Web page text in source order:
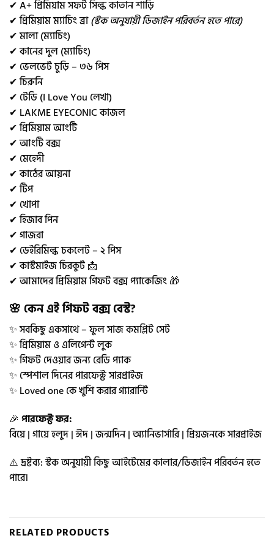
✔ A+ প্রিমিয়াম সফট সিল্ক কাতান শাড়ি
✔ প্রিমিয়াম ম্যাচিং ব্রা(স্টক অনুযায়ী ডিজাইন পরিবর্তন হতে পারে)
✔ মালা (ম্যাচিং)
✔ কানের দুল (ম্যাচিং)
✔ ভেলভেট চুড়ি – ৩৬ পিস
✔ চিরুনি
✔ টেডি (I Love You লেখা)
✔ LAKME EYECONIC কাজল
✔ প্রিমিয়াম আংটি
✔ আংটি বক্স
✔ মেহেদী
✔ কাঠের আয়না
✔ টিপ
✔ খোপা
✔ হিজাব পিন
✔ গাজরা
✔ ডেইরিমিল্ক চকলেট – ২ পিস
✔ কাস্টমাইজ চিরকুট 📩
✔ আমাদের প্রিমিয়াম গিফট বক্স প্যাকেজিং 🎁
🌸 কেন এই গিফট বক্স বেস্ট?
✨ সবকিছু একসাথে – ফুল সাজ কমপ্লিট সেট
✨ প্রিমিয়াম ও এলিগেন্ট লুক
✨ গিফট দেওয়ার জন্য রেডি প্যাক
✨ স্পেশাল দিনের পারফেক্ট সারপ্রাইজ
✨ Loved one কে খুশি করার গ্যারান্টি
🎉 পারফেক্ট ফর:
বিয়ে | গায়ে হলুদ | ঈদ | জন্মদিন | অ্যানিভার্সারি | প্রিয়জনকে সারপ্রাইজ
⚠️ দ্রষ্টব্য: স্টক অনুযায়ী কিছু আইটেমের কালার/ডিজাইন পরিবর্তন হতে
পারে।
RELATED PRODUCTS